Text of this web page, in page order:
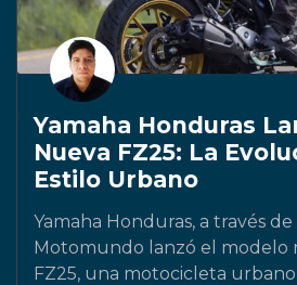
Yamaha Honduras
Nueva FZ25: La
Estilo Urbano
Yamaha Honduras, a través
Motomundo lanzó el modelo
FZ25, una motocicleta